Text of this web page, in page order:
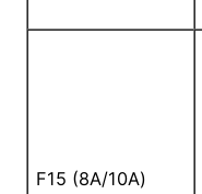
F15 (8А/10А)